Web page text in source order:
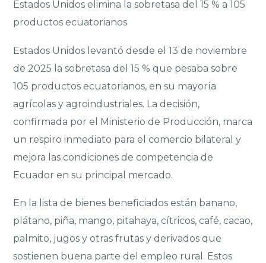
Estados Unidos elimina la sobretasa del 15 % a 105
productos ecuatorianos
Estados Unidos levantó desde el 13 de noviembre
de 2025 la sobretasa del 15 % que pesaba sobre
105 productos ecuatorianos, en su mayoría
agrícolas y agroindustriales. La decisión,
confirmada por el Ministerio de Producción, marca
un respiro inmediato para el comercio bilateral y
mejora las condiciones de competencia de
Ecuador en su principal mercado.
En la lista de bienes beneficiados están banano,
plátano, piña, mango, pitahaya, cítricos, café, cacao,
palmito, jugos y otras frutas y derivados que
sostienen buena parte del empleo rural. Estos